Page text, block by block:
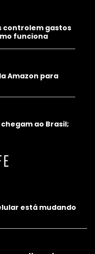
controlem gastos
funciona
Amazon para
ao Brasil;
está mudando